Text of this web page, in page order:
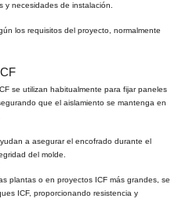
y necesidades de instalación.
los requisitos del proyecto, normalmente
se utilizan habitualmente para fijar paneles
que el aislamiento se mantenga en
a asegurar el encofrado durante el
del molde.
plantas o en proyectos ICF más grandes, se
ICF, proporcionando resistencia y